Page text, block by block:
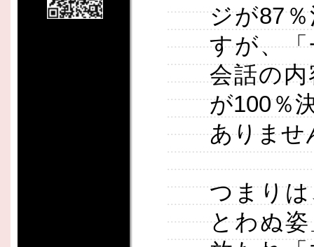
ジが87
すが、
会話の
が100％
ありませ
つまり
とわぬ